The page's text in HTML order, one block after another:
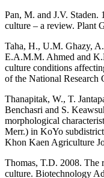
Pan, M. and J.V.
culture – a review. Plant
Taha, H., U.M. Ghazy,
E.A.M.M. Ahmed and
culture conditions
of the National Research
Thanapitak, W., T.
Benchasri and S.
morphological
Merr.) in KoYo
Khon Kaen Agriculture
Thomas, T.D. 2008. The
culture. Biotechnology